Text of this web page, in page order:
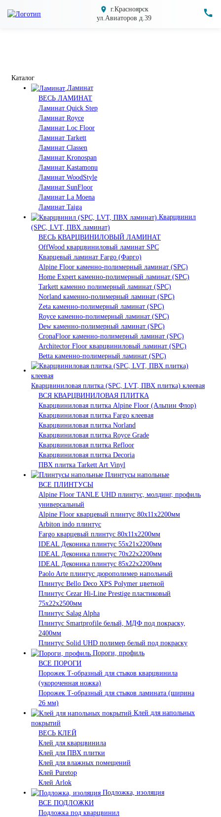
г.Красноярск
ул.Авиаторов д.39
Каталог
Ламинат
ВЕСЬ ЛАМИНАТ
Ламинат Quick Step
Ламинат Royce
Ламинат Loc Floor
Ламинат Tarkett
Ламинат Classen
Ламинат Kronospan
Ламинат Kastamonu
Ламинат WoodStyle
Ламинат SunFloor
Ламинат La Moena
Ламинат Taiga
Кварцвинил
(SPC, LVT, ПВХ ламинат)
ВЕСЬ КВАРЦВИНИЛОВЫЙ ЛАМИНАТ
OffWood кварцвиниловый ламинат SPC
Кварцевый ламинат Fargo (Фарго)
Alpine Floor каменно-полимерный ламинат (SPC)
Home Expert каменно-полимерный ламинат (SPC)
Tarkett каменно полимерный ламинат (SPC)
Norland каменно-полимерный ламинат (SPC)
Zeta каменно-полимерный ламинат (SPC)
Royce каменно-полимерный ламинат (SPC)
Dew каменно-полимерный ламинат (SPC)
CronaFloor каменно-полимерный ламинат (SPC)
Architector Floor кварцвиниловый ламинат (SPC)
Betta каменно-полимерный ламинат (SPC)
Кварцвиниловая плитка (SPC, LVT, ПВХ плитка) клеевая
ВСЯ КВАРЦВИНИЛОВАЯ ПЛИТКА
Кварцвиниловая плитка Alpine Floor (Альпин Флор)
Кварцвиниловая плитка Fargo клеевая
Кварцвиниловая плитка Norland
Кварцвиниловая плитка Royce Grade
Кварцвиниловая плитка Refloor
Кварцвиниловая плитка Decoria
ПВХ плитка Tarkett Art Vinyl
Плинтусы напольные
ВСЕ ПЛИНТУСЫ
Alpine Floor TANLE UHD плинтус, молдинг, профиль
универсальный
Alpine Floor кварцевый плинтус 80х11х2200мм
Arbiton indo плинтус
Fargo кварцевый плинтус 80х11х2200мм
IDEAL Деконика плинтус 55х21х2200мм
IDEAL Деконика плинтус 70х22х2200мм
IDEAL Деконика плинтус 85х22х2200мм
Paolo Arte плинтус дюрополимер напольный
Плинтус Bello Deco XPS Polymer цветной
Плинтус Cezar Hi-Line Prestige пластиковый
75х22х2500мм
Плинтус Salag Alpha
Плинтус Smartprofile белый, МДФ под покраску,
2400мм
Плинтус Solid UHD полимер белый под покраску
Пороги, профиль
ВСЕ ПОРОГИ
Порожек Т-образный для стыков кварцвинила
(укороченная ножка)
Порожек Т-образный для стыков ламината (ширина
26 мм)
Клей для напольных
покрытий
ВЕСЬ КЛЕЙ
Клей для кварцвинила
Клей для ПВХ плитки
Клей для влажных помещений
Клей Puretop
Клей Arlok
Подложка, изоляция
ВСЕ ПОДЛОЖКИ
Подложка под кварцвинил